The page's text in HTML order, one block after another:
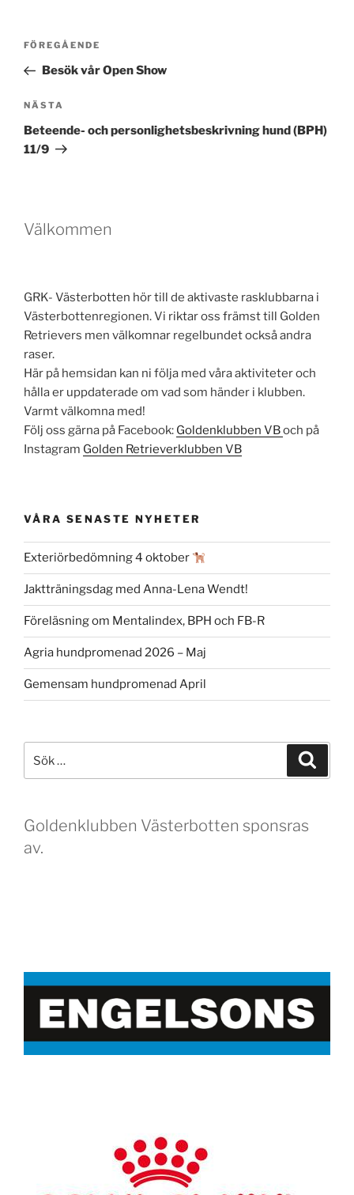
Inläggsnavigering
Föregående
inlägg
FÖREGÅENDE
Besök vår Open Show
Nästa
inlägg
NÄSTA
Beteende- och personlighetsbeskrivning hund (BPH)
11/9
Välkommen
GRK- Västerbotten hör till de aktivaste rasklubbarna i
Västerbottenregionen. Vi riktar oss främst till Golden
Retrievers men välkomnar regelbundet också andra
raser.
Här på hemsidan kan ni följa med våra aktiviteter och
hålla er uppdaterade om vad som händer i klubben.
Varmt välkomna med!
Följ oss gärna på Facebook: Goldenklubben VBoch på
Instagram Golden Retrieverklubben VB
VÅRA SENASTE NYHETER
Exteriörbedömning 4 oktober
Jaktträningsdag med Anna-Lena Wendt!
Föreläsning om Mentalindex, BPH och FB-R
Agria hundpromenad 2026 – Maj
Gemensam hundpromenad April
efter:
Goldenklubben Västerbotten sponsras
av.